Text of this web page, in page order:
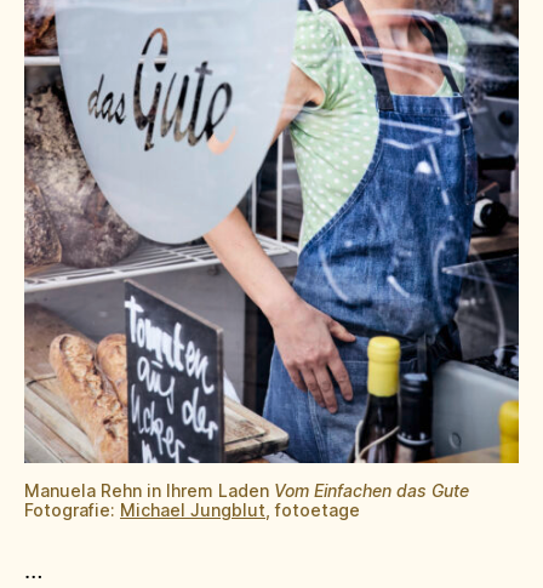
Manuela Rehn in Ihrem Laden Vom Einfachen das Gute
Fotografie: Michael Jungblut , fotoetage
…